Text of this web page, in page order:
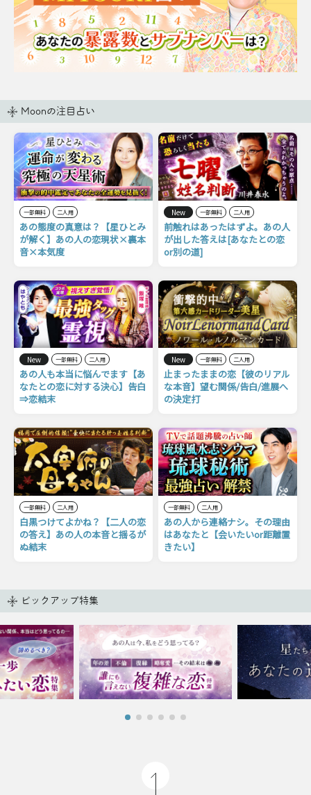
Moonの注目占い
一部無料 二人用
あの態度の真意は？【星ひとみ
が解く】あの人の恋現状×裏本
音×本気度
New 一部無料 二人用
前触れはあったはずよ。あの人
が出した答えは[あなたとの恋
or別の道]
New 一部無料 二人用
あの人も本当に悩んでます【あ
なたとの恋に対する決心】告白
⇒恋結末
New 一部無料 二人用
止まったままの恋【彼のリアル
な本音】望む関係/告白/進展へ
の決定打
一部無料 二人用
白黒つけてよかね？【二人の恋
の答え】あの人の本音と揺るが
ぬ結末
一部無料 二人用
あの人から連絡ナシ。その理由
はあなたと【会いたいor距離置
きたい】
ピックアップ特集